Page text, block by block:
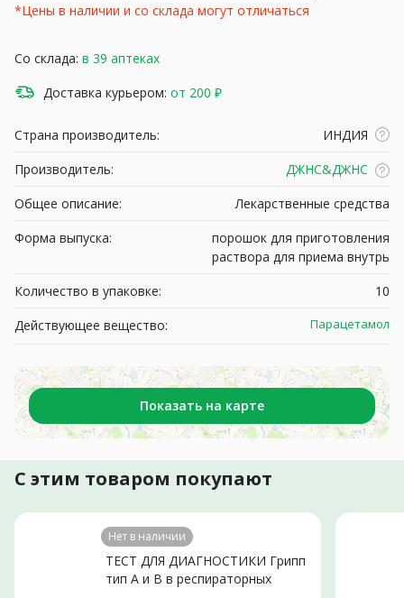
*Цены в наличии и со склада могут отличаться
Со склада: в 39 аптеках
Доставка курьером: от 200 ₽
Страна производитель:
ИНДИЯ
Производитель:
ДЖНС&ДЖНС
Общее описание:
Лекарственные средства
Форма выпуска:
порошок для приготовления
раствора для приема внутрь
Количество в упаковке:
10
Действующее вещество:
Парацетамол
Показать на карте
С этим товаром покупают
Нет в наличии
ТЕСТ ДЛЯ ДИАГНОСТИКИ Грипп
тип А и В в респираторных